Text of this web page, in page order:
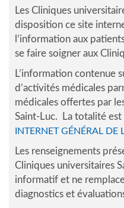
Les Cliniques
disposition ce site
l’information aux
se faire soigner aux
L’information contenue
d’activités médicales
médicales offertes par
Saint-Luc. La totalité est
INTERNET GÉNÉRAL DE
Les renseignements
Cliniques universitaires
informatif et ne
diagnostics et